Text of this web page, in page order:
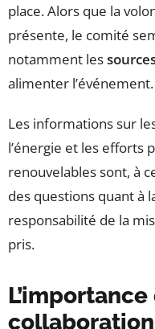
place. Alors que la
présente, le comité
notamment les
alimenter l’événement.
Les informations sur
l’énergie et les efforts
renouvelables sont, à
des questions quant à
responsabilité de la
pris.
L’importance